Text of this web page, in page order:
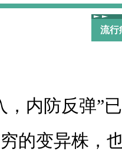
流行
内防反弹”已
的变异株，